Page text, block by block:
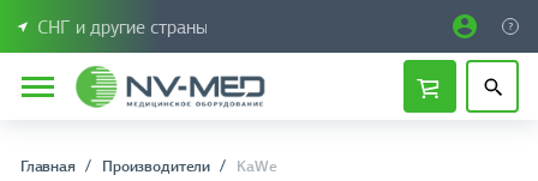
СНГ и другие страны
Главная Производители KaWe